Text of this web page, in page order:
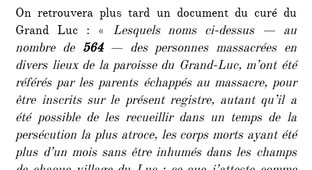
On retrouvera plus tard un document du curé du
Grand Luc : « Lesquels noms ci-dessus — au
nombre de 564— des personnes massacrées en
divers lieux de la paroisse du Grand-Luc, m’ont été
référés par les parents échappés au massacre, pour
être inscrits sur le présent registre, autant qu’il a
été possible de les recueillir dans un temps de la
persécution la plus atroce, les corps morts ayant été
plus d’un mois sans être inhumés dans les champs